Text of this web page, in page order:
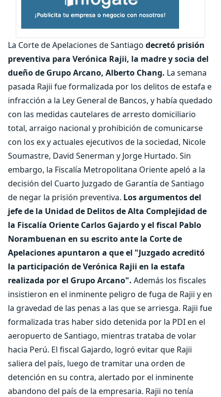
La Corte de Apelaciones de Santiago decretó prisión
preventiva para Verónica Rajii, la madre y socia del
dueño de Grupo Arcano, Alberto Chang. La semana
pasada Rajii fue formalizada por los delitos de estafa e
infracción a la Ley General de Bancos, y había quedado
con las medidas cautelares de arresto domiciliario
total, arraigo nacional y prohibición de comunicarse
con los ex y actuales ejecutivos de la sociedad, Nicole
Soumastre, David Senerman y Jorge Hurtado. Sin
embargo, la Fiscalía Metropolitana Oriente apeló a la
decisión del Cuarto Juzgado de Garantía de Santiago
de negar la prisión preventiva. Los argumentos del
jefe de la Unidad de Delitos de Alta Complejidad de
la Fiscalía Oriente Carlos Gajardo y el fiscal Pablo
Norambuenan en su escrito ante la Corte de
Apelaciones apuntaron a que el "Juzgado acreditó
la participación de Verónica Rajii en la estafa
realizada por el Grupo Arcano". Además los fiscales
insistieron en el inminente peligro de fuga de Rajii y en
la gravedad de las penas a las que se arriesga. Rajii fue
formalizada tras haber sido detenida por la PDI en el
aeropuerto de Santiago, mientras trataba de volar
hacia Perú. El fiscal Gajardo, logró evitar que Rajii
saliera del país, luego de tramitar una orden de
detención en su contra, alertado por el inminente
abandono del país de la empresaria. Rajii no tenía